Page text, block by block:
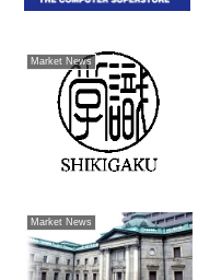
Market News
Market News